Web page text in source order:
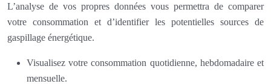
L’analyse de vos propres données vous permettra de comparer
votre consommation et d’identifier les potentielles sources de
gaspillage énergétique.
Visualisez votre consommation quotidienne, hebdomadaire et
mensuelle.